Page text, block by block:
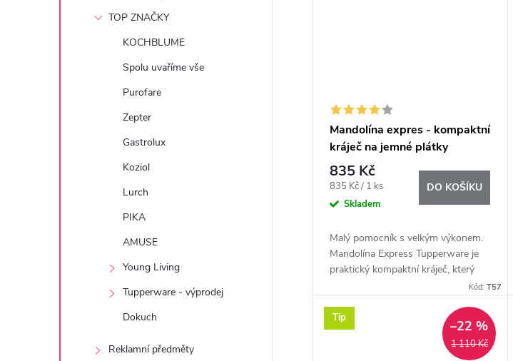
TOP ZNAČKY
KOCHBLUME
Spolu uvaříme vše
Purofare
Zepter
Gastrolux
Koziol
Lurch
PIKA
AMUSE
Young Living
Tupperware - výprodej
Dokuch
Reklamní předměty
Mandolína expres - kompaktní
kráječ na jemné plátky
835 Kč
Měrná
cena:
835 Kč / 1 ks
Skladem
DO KOŠÍKU
Malý pomocník s velkým výkonem.
Mandolína Express Tupperware je
praktický kompaktní kráječ, který
velikosti...
Kód:T57
Tip
1 110 Kč
–22 %